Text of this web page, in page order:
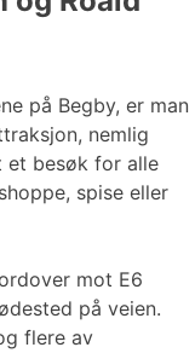
på Begby, er man
nemlig
et besøk for alle
spise eller
mot E6
på veien.
flere av